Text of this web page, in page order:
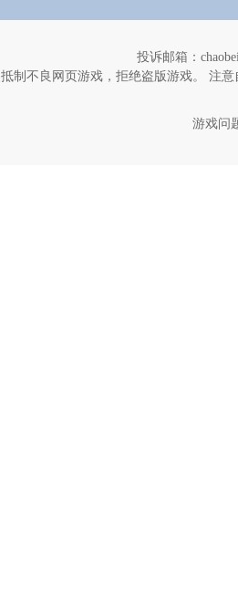
投诉邮箱：
抵制不良网页游戏，拒绝盗版游戏。 注
游戏问